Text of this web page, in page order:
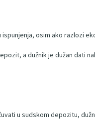
osim ako razlozi
a dužnik je dužan dati
u sudskom depozitu,